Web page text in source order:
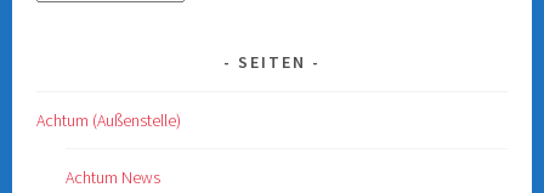
SEITEN
Achtum (Außenstelle)
Achtum News